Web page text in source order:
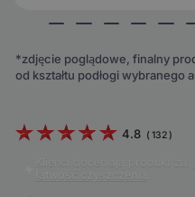
*zdjęcie poglądowe, finalny
od kształtu podłogi wybranego
4.8 ( 132)
Klienci doceniają produkt za:
łatwość czyszczenia